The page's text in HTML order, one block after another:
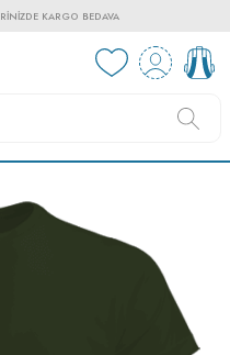
KARGO BEDAVA